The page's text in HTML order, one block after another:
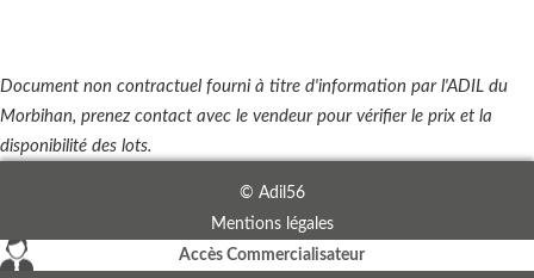
Document non contractuel fourni à titre d'information par l'ADIL du
Morbihan, prenez contact avec le vendeur pour vérifier le prix et la
disponibilité des lots.
© Adil56
Mentions légales
Accès Commercialisateur